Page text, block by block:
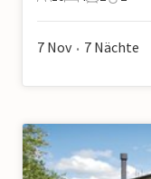
10 Gäste
4 2 2
7 Nov • 7 Nächte